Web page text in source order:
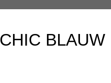
BLAUW